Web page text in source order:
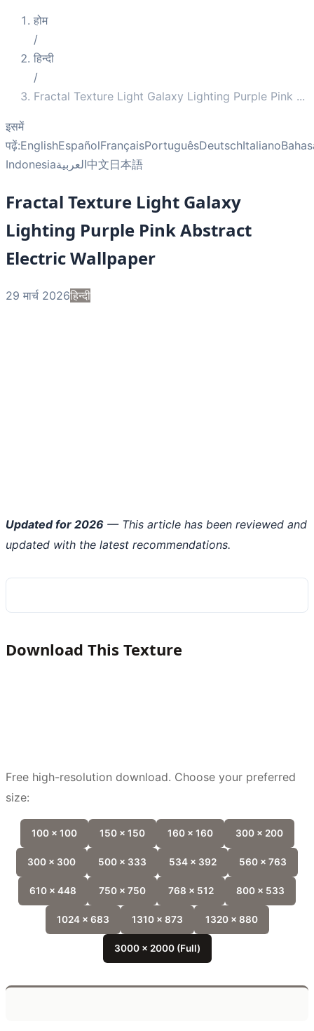
होम
/
हिन्दी
/
Fractal Texture Light Galaxy Lighting Purple Pink ...
इसमें
पढ़ें:EnglishEspañolFrançaisPortuguêsDeutschItaliano
Indonesiaالعربية中文日本語
Fractal Texture Light Galaxy
Lighting Purple Pink Abstract
Electric Wallpaper
29 मार्च 2026हिन्दी
Updated for 2026 — This article has been reviewed and
updated with the latest recommendations.
Download This Texture
Free high-resolution download. Choose your preferred
size:
100 x 100 150 x 150 160 x 160 300 x 200
300 x 300 500 x 333 534 x 392 560 x 763
610 x 448 750 x 750 768 x 512 800 x 533
1024 x 683 1310 x 873 1320 x 880
3000 x 2000 (Full)